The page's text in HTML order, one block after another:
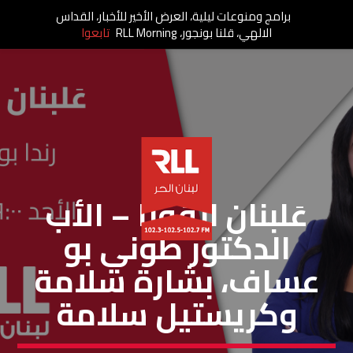
عَلبنان لاقونا
عَلبنان لاقونا – الأب
الدكتور طوني بو
عساف، بشارة سلامة
وكريستيل سلامة
برامج ومنوعات ليلية، العرض الأخير للأخبار، القداس
الالهي، قلنا بونجور، RLL Morning تابعوا